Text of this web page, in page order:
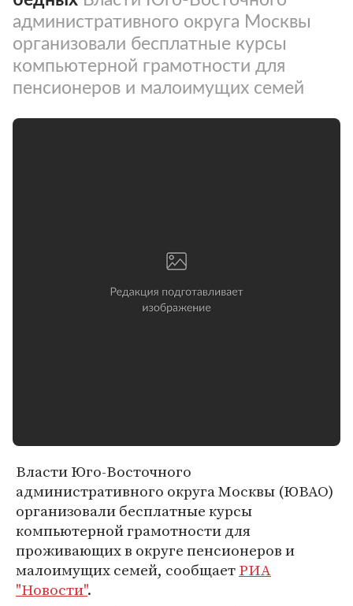
административного округа Москвы
организовали бесплатные курсы
компьютерной грамотности для
пенсионеров и малоимущих семей
Власти Юго-Восточного
административного округа Москвы (ЮВАО)
организовали бесплатные курсы
компьютерной грамотности для
проживающих в округе пенсионеров и
малоимущих семей, сообщаетРИА
"Новости".